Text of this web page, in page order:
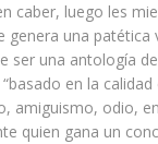
caber, luego les
una patética
ser una antología
en la
amiguismo, odio,
quien gana un